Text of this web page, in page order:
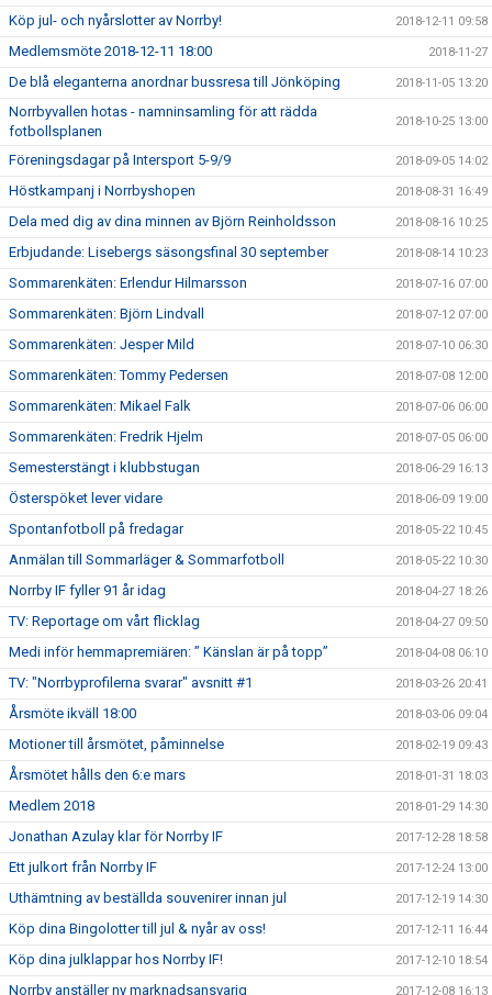
Köp jul- och nyårslotter av Norrby! 2018-12-11 09:58
Medlemsmöte 2018-12-11 18:00 2018-11-27
De blå eleganterna anordnar bussresa till Jönköping 2018-11-05 13:20
Norrbyvallen hotas - namninsamling för att rädda
fotbollsplanen
2018-10-25 13:00
Föreningsdagar på Intersport 5-9/9 2018-09-05 14:02
Höstkampanj i Norrbyshopen 2018-08-31 16:49
Dela med dig av dina minnen av Björn Reinholdsson 2018-08-16 10:25
Erbjudande: Lisebergs säsongsfinal 30 september 2018-08-14 10:23
Sommarenkäten: Erlendur Hilmarsson 2018-07-16 07:00
Sommarenkäten: Björn Lindvall 2018-07-12 07:00
Sommarenkäten: Jesper Mild 2018-07-10 06:30
Sommarenkäten: Tommy Pedersen 2018-07-08 12:00
Sommarenkäten: Mikael Falk 2018-07-06 06:00
Sommarenkäten: Fredrik Hjelm 2018-07-05 06:00
Semesterstängt i klubbstugan 2018-06-29 16:13
Österspöket lever vidare 2018-06-09 19:00
Spontanfotboll på fredagar 2018-05-22 10:45
Anmälan till Sommarläger & Sommarfotboll 2018-05-22 10:30
Norrby IF fyller 91 år idag 2018-04-27 18:26
TV: Reportage om vårt flicklag 2018-04-27 09:50
Medi inför hemmapremiären: ” Känslan är på topp” 2018-04-08 06:10
TV: "Norrbyprofilerna svarar" avsnitt #1 2018-03-26 20:41
Årsmöte ikväll 18:00 2018-03-06 09:04
Motioner till årsmötet, påminnelse 2018-02-19 09:43
Årsmötet hålls den 6:e mars 2018-01-31 18:03
Medlem 2018 2018-01-29 14:30
Jonathan Azulay klar för Norrby IF 2017-12-28 18:58
Ett julkort från Norrby IF 2017-12-24 13:00
Uthämtning av beställda souvenirer innan jul 2017-12-19 14:30
Köp dina Bingolotter till jul & nyår av oss! 2017-12-11 16:44
Köp dina julklappar hos Norrby IF! 2017-12-10 18:54
Norrby anställer ny marknadsansvarig 2017-12-08 16:13